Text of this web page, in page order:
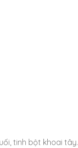
tinh bột khoai tây.